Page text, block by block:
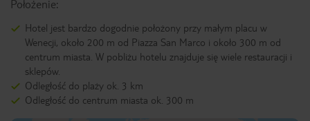
Położenie:
Hotel jest bardzo dogodnie położony przy małym placu w
Wenecji, około 200 m od Piazza San Marco i około 300 m od
centrum miasta. W pobliżu hotelu znajduje się wiele restauracji i
sklepów.
Odległość do plaży ok. 3 km
Odległość do centrum miasta ok. 300 m